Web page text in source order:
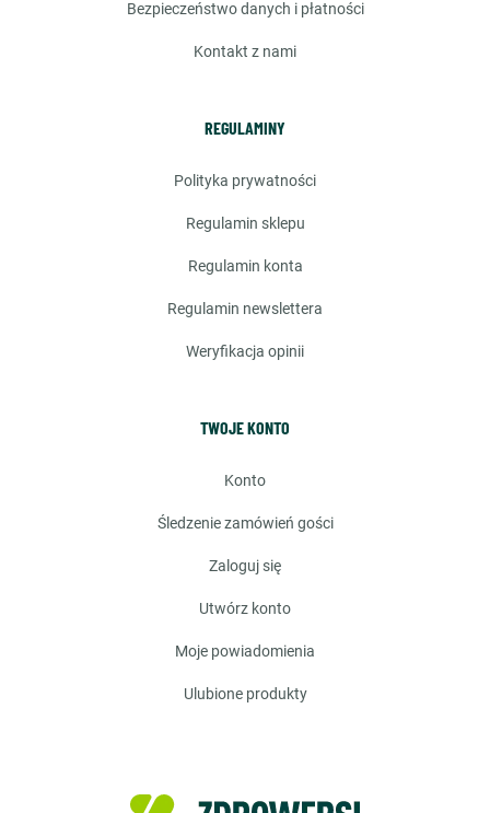
bezpieczeństwo danych i płatności
kontakt z nami
REGULAMINY
polityka prywatności
regulamin sklepu
regulamin konta
regulamin newslettera
weryfikacja opinii
TWOJE KONTO
konto
śledzenie zamówień gości
zaloguj się
utwórz konto
moje powiadomienia
ulubione produkty